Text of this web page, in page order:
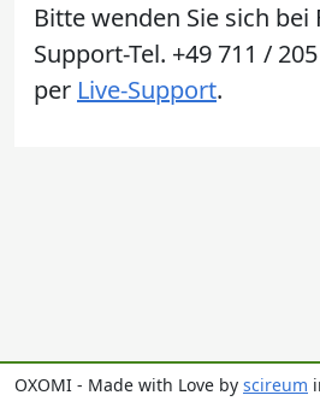
Bitte wenden Sie sich bei
Support-Tel. +49 711 /
per Live-Support.
OXOMI - Made with Love by scireum